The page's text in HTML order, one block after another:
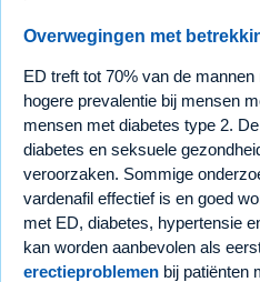
Overwegingen met
ED treft tot 70% van de mannen
hogere prevalentie bij mensen
mensen met diabetes type 2.
diabetes en seksuele
veroorzaken. Sommige
vardenafil effectief is en goed
met ED, diabetes, hypertensie
kan worden aanbevolen als
erectieproblemen bij patiënten